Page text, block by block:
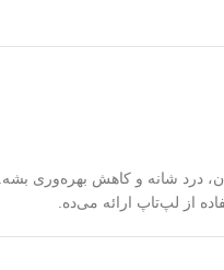
درد شانه و کاهش بهره‌وری بشه.
از لپ‌تاپ ارائه می‌ده.